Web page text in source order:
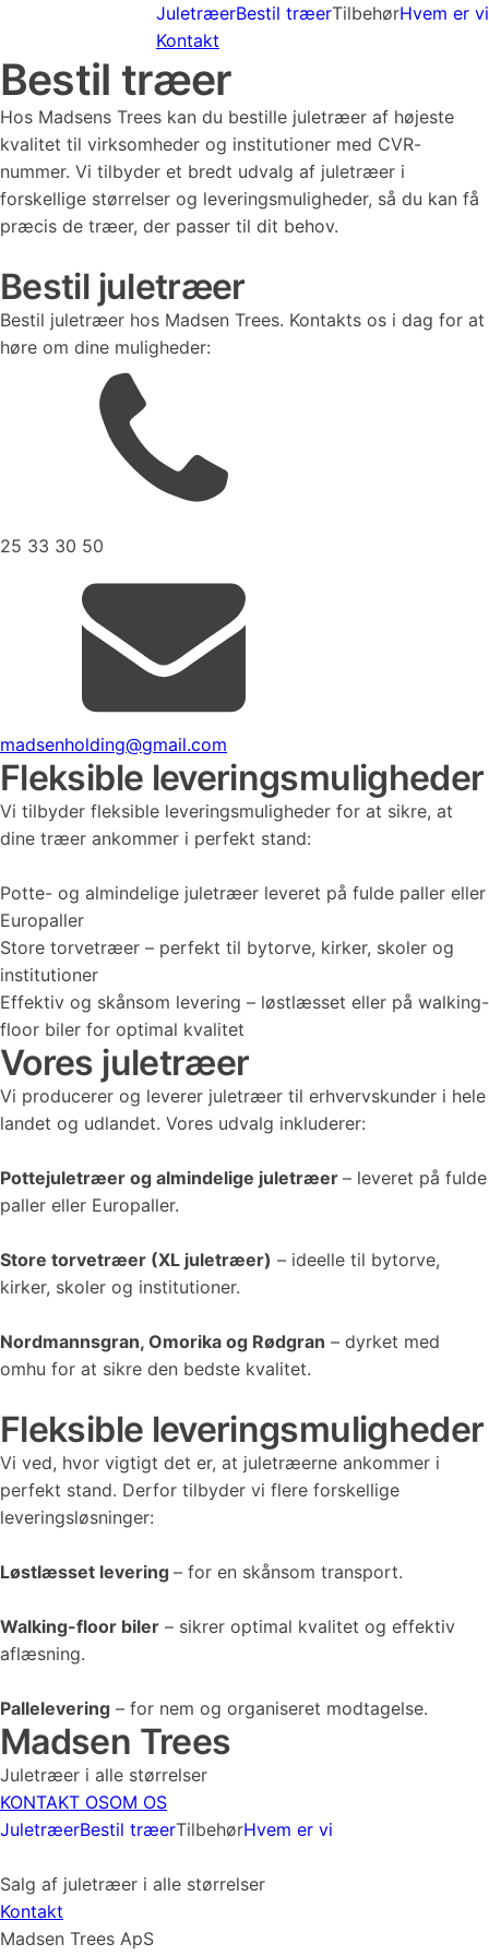
JuletræerBestil træerTilbehørHvem er vi
Kontakt
Bestil træer
Hos Madsens Trees kan du bestille juletræer af højeste
kvalitet til virksomheder og institutioner med CVR-
nummer. Vi tilbyder et bredt udvalg af juletræer i
forskellige størrelser og leveringsmuligheder, så du kan få
præcis de træer, der passer til dit behov.
Bestil juletræer
Bestil juletræer hos Madsen Trees. Kontakts os i dag for at
høre om dine muligheder:
25 33 30 50
madsenholding@gmail.com
Fleksible leveringsmuligheder
Vi tilbyder fleksible leveringsmuligheder for at sikre, at
dine træer ankommer i perfekt stand:
Potte- og almindelige juletræer leveret på fulde paller eller
Europaller
Store torvetræer – perfekt til bytorve, kirker, skoler og
institutioner
Effektiv og skånsom levering – løstlæsset eller på walking-
floor biler for optimal kvalitet
Vores juletræer
Vi producerer og leverer juletræer til erhvervskunder i hele
landet og udlandet. Vores udvalg inkluderer:
Pottejuletræer og almindelige juletræer – leveret på fulde
paller eller Europaller.
Store torvetræer (XL juletræer) – ideelle til bytorve,
kirker, skoler og institutioner.
Nordmannsgran, Omorika og Rødgran – dyrket med
omhu for at sikre den bedste kvalitet.
Fleksible leveringsmuligheder
Vi ved, hvor vigtigt det er, at juletræerne ankommer i
perfekt stand. Derfor tilbyder vi flere forskellige
leveringsløsninger:
Løstlæsset levering – for en skånsom transport.
Walking-floor biler – sikrer optimal kvalitet og effektiv
aflæsning.
Pallelevering – for nem og organiseret modtagelse.
Madsen Trees
Juletræer i alle størrelser
KONTAKT OSOM OS
JuletræerBestil træerTilbehørHvem er vi
Salg af juletræer i alle størrelser
Kontakt
Madsen Trees ApS